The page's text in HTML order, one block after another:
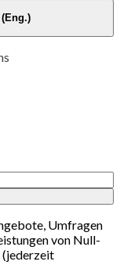
Umfragen
von Null-
(jederzeit